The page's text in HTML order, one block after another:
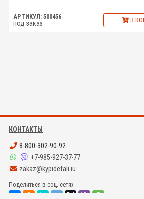
АРТИКУЛ: 500456
под заказ В
КОНТАКТЫ
8-800-302-90-92
+7-985-927-37-77
zakaz@kypidetali.ru
Поделиться в соц. сетях